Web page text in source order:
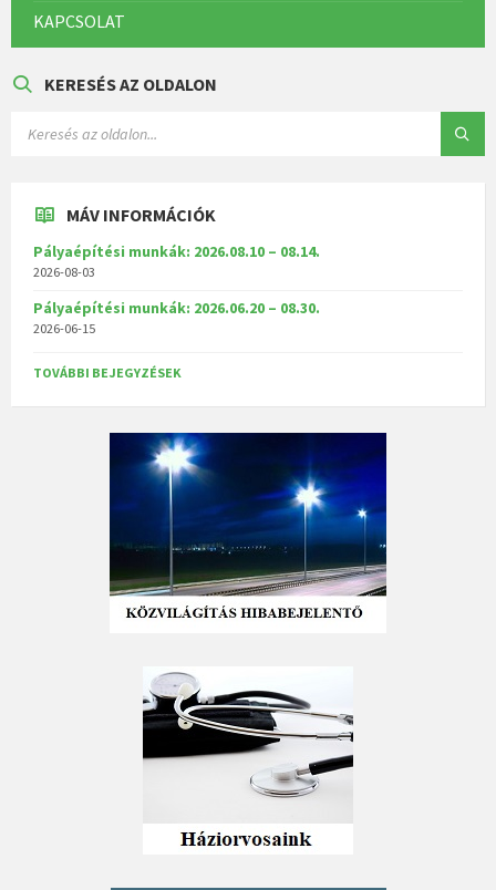
KAPCSOLAT
KERESÉS AZ OLDALON
MÁV INFORMÁCIÓK
Pályaépítési munkák: 2026.08.10 – 08.14.
2026-08-03
Pályaépítési munkák: 2026.06.20 – 08.30.
2026-06-15
TOVÁBBI BEJEGYZÉSEK